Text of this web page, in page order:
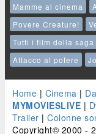
Mamme al cinema
Povere Creature!
Tutti i film della saga
Attacco al potere
Home | Cinema |
MYMOVIESLIVE |
Trailer | Colonne
Copyright© 2000 -